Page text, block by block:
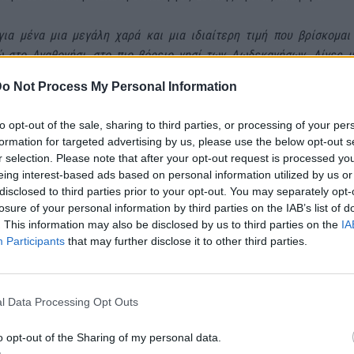
Not Process My Personal Information
opt-out of the sale, sharing to third parties, or processing of your
for targeted advertising by us, please use the below opt-out
selection. Please note that after your opt-out request is processed
interest-based ads based on personal information utilized by us
to third parties prior to your opt-out. You may separately
of your personal information by third parties on the IAB’s list of
This information may also be disclosed by us to third parties on the
Participants that may further disclose it to other third parties.
Data Processing Opt Outs
opt-out of the Sharing of my personal data.
μένα μια μεγάλη χαρά και μια ιδιαίτερη τιμή που
Αγαθονήσι, στο πιο βόρειο νησί των Δωδεκανήσων. Λίγες
ακόμη οικημάτων του Οικιστικού Προγράμματος των Ενόπλων
αυτού του τεράστιου προγράμματος, το οποίο στοχεύει στην
που έχουν οι Ένοπλες Δυνάμεις.
Ανατολικό Αιγαίο έχει και έναν συμβολισμό. Ακριβώς,
αυτός ο τόπος για την Πατρίδα. Και, βέβαια, έχει
πρόγραμμα των κατοικιών των Ενόπλων Δυνάμεων, η παράδοση
αναπληρωτή Διευθύνοντα Σύμβουλο, για τη δωρεά των 34.000